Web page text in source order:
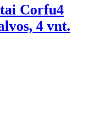
Corfu4
4 vnt.